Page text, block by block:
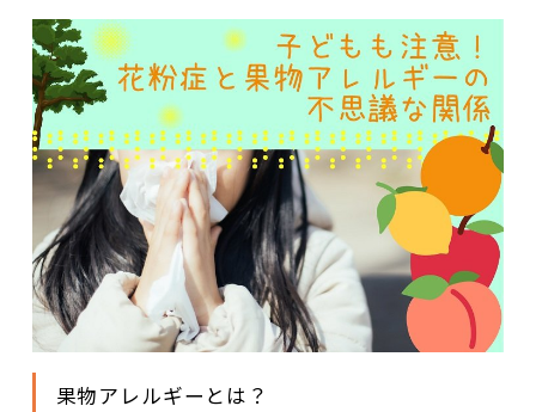
果物アレルギーとは？